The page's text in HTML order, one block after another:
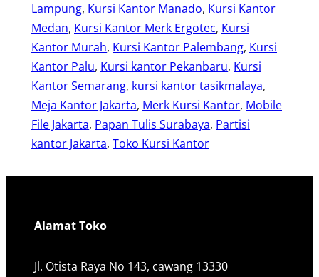
Lampung, Kursi Kantor Manado, Kursi Kantor
Medan, Kursi Kantor Merk Ergotec, Kursi
Kantor Murah, Kursi Kantor Palembang, Kursi
Kantor Palu, Kursi kantor Pekanbaru, Kursi
Kantor Semarang, kursi kantor tasikmalaya
Meja Kantor Jakarta, Merk Kursi Kantor, Mobile
File Jakarta, Papan Tulis Surabaya, Partisi
kantor Jakarta, Toko Kursi Kantor
Alamat Toko
Jl. Otista Raya No 143, cawang 13330